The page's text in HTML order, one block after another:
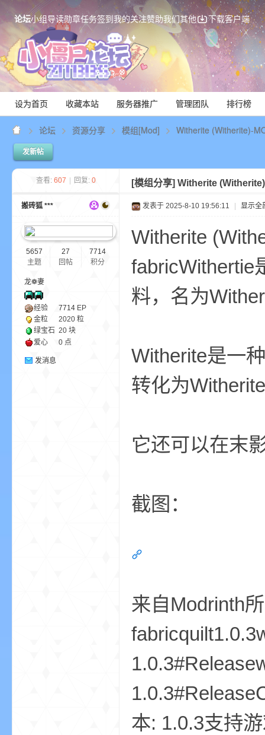
论坛小组导读勋章任务签到我的关注赞助我们其他 下载客户端
设为首页 收藏本站 服务器推广 管理团队 排行榜
论坛 资源分享 模组[Mod] Witherite (Witherite)-
发新帖
查看: 607 回复: 0 [模组分享] Witherite
搬砖狐 ***
5657
主题
27
回帖
7714
积分
龙❁妻
经验 7714 EP
金粒
2020 粒
绿宝石 20 块
爱心
0 点
发消息
发表于 2025-8-10 19:56:11 显示全
Witherite
fabricWithertie
料，名为
Witherite是一
转化为
它还可以在末
截图：
来自Modrinth
本: 1.0.3支持